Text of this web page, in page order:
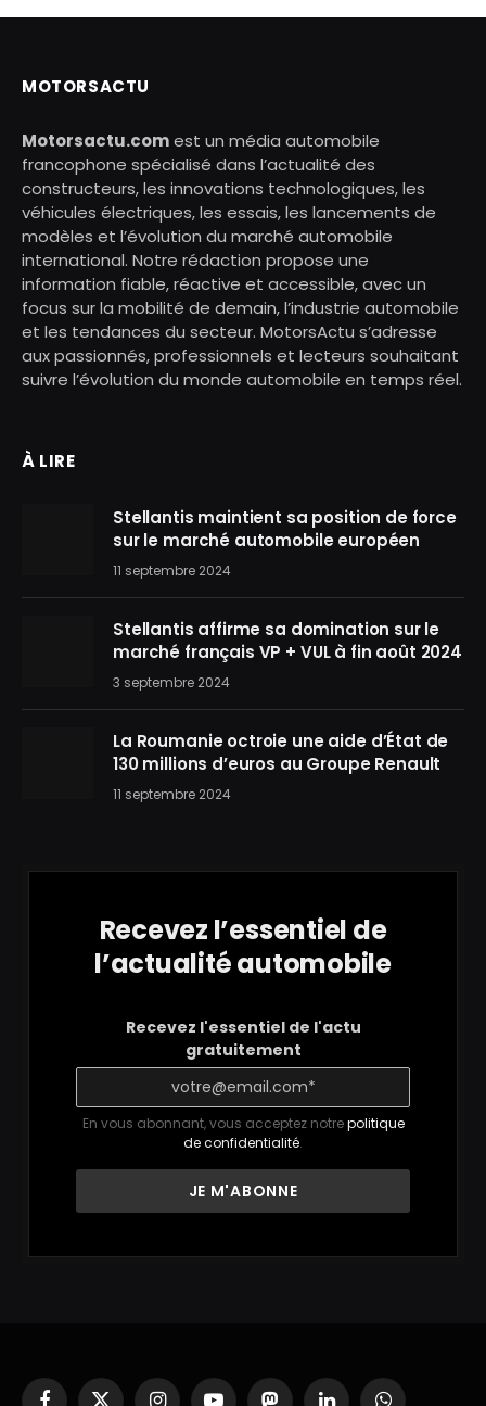
MOTORSACTU
Motorsactu.comest un média automobile
francophone spécialisé dans l’actualité des
constructeurs, les innovations technologiques, les
véhicules électriques, les essais, les lancements de
modèles et l’évolution du marché automobile
international. Notre rédaction propose une
information fiable, réactive et accessible, avec un
focus sur la mobilité de demain, l’industrie automobile
et les tendances du secteur. MotorsActu s’adresse
aux passionnés, professionnels et lecteurs souhaitant
suivre l’évolution du monde automobile en temps réel.
À LIRE
Stellantis maintient sa position de force
sur le marché automobile européen
11 septembre 2024
Stellantis affirme sa domination sur le
marché français VP + VUL à fin août 2024
3 septembre 2024
La Roumanie octroie une aide d’État de
130 millions d’euros au Groupe Renault
11 septembre 2024
Recevez l’essentiel de
l’actualité automobile
Recevez l'essentiel de l'actu
gratuitement
En vous abonnant, vous acceptez notrepolitique
de confidentialité.